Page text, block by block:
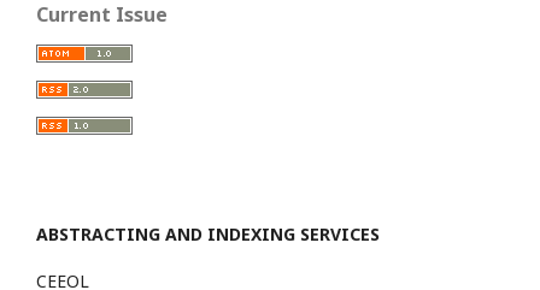
Current Issue
ABSTRACTING AND INDEXING SERVICES
CEEOL